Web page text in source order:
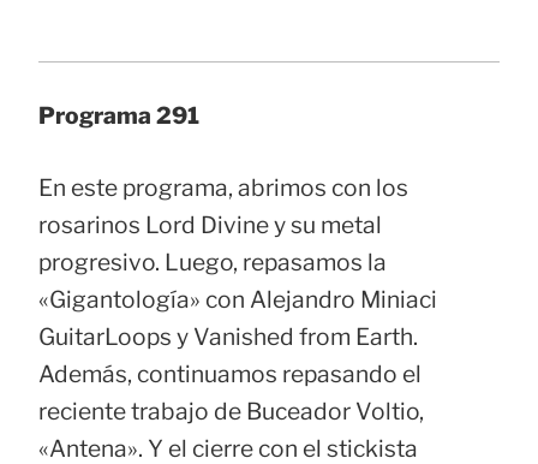
Programa 291
En este programa, abrimos con los
rosarinos Lord Divine y su metal
progresivo. Luego, repasamos la
«Gigantología» con Alejandro Miniaci
GuitarLoops y Vanished from Earth.
Además, continuamos repasando el
reciente trabajo de Buceador Voltio,
«Antena». Y el cierre con el stickista